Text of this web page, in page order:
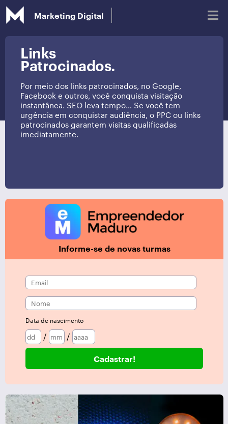
Marketing Digital
Blog
Glossário de Marketing Digital
Links
Patrocinados.
Por meio dos links patrocinados, no Google,
Facebook e outros, você conquista visitação
instantânea. SEO leva tempo… Se você tem
urgência em conquistar audiência, o PPC ou links
patrocinados garantem visitas qualificadas
imediatamente.
Informe-se de novas turmas
Data de nascimento
/ /